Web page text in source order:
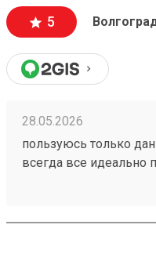
5
28.05.2026
пользуюсь только
всегда все идеально